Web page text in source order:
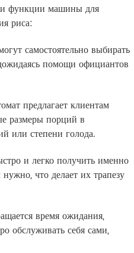
и функции машины для
риса:
самостоятельно выбирать
помощи официантов
предлагает клиентам
размеры порций в
или степени голода.
и легко получить именно
что делает их трапезу
время ожидания,
обслуживать себя сами,